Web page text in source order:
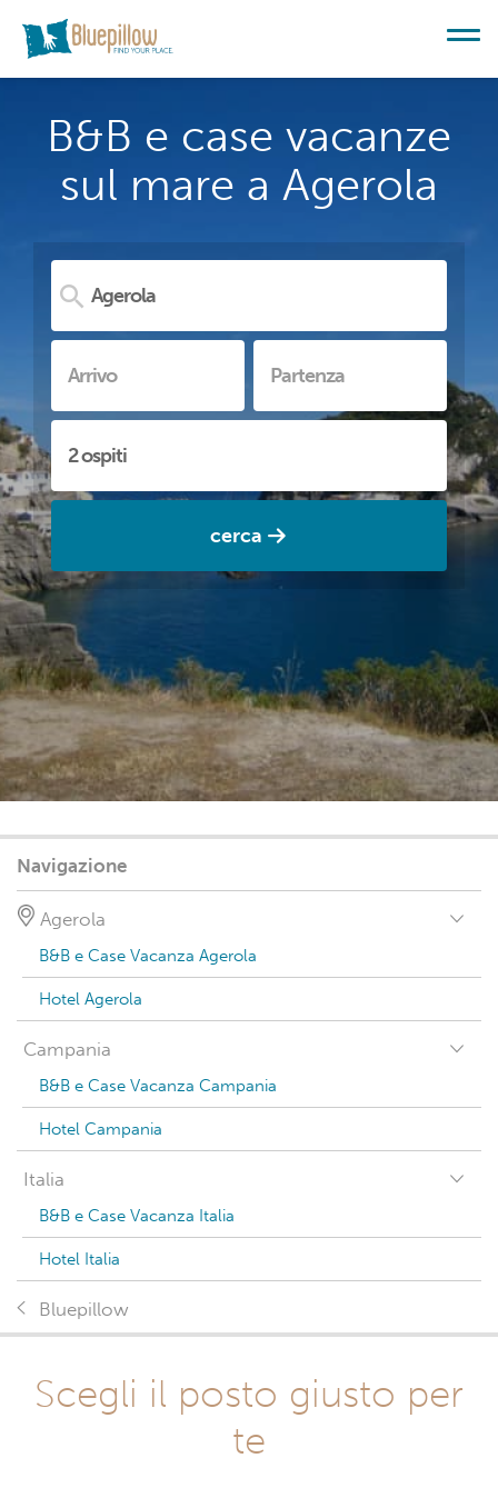
B&B e case vacanze
sul mare a Agerola
cerca
Navigazione
Agerola
B&B e Case Vacanza Agerola
Hotel Agerola
Campania
B&B e Case Vacanza Campania
Hotel Campania
Italia
B&B e Case Vacanza Italia
Hotel Italia
Bluepillow
Scegli il posto giusto per
te